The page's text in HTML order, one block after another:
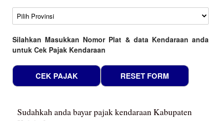
Wilayah
Silahkan Masukkan Nomor Plat & data Kendaraan anda
untuk Cek Pajak Kendaraan
Sudahkah anda bayar pajak kendaraan Kabupaten